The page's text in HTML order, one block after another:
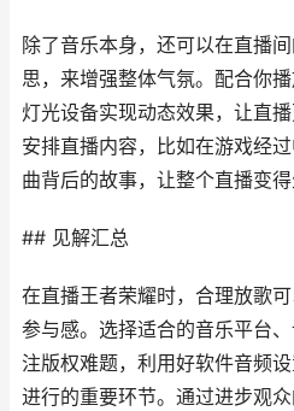
除了音乐本身，还可以在直播
思，来增强整体气氛。配合你
灯光设备实现动态效果，让直
安排直播内容，比如在游戏经
曲背后的故事，让整个直播变得
## 见解汇总
在直播王者荣耀时，合理放歌
参与感。选择适合的音乐平台
注版权难题，利用好软件音频
进行的重要环节。通过进步观